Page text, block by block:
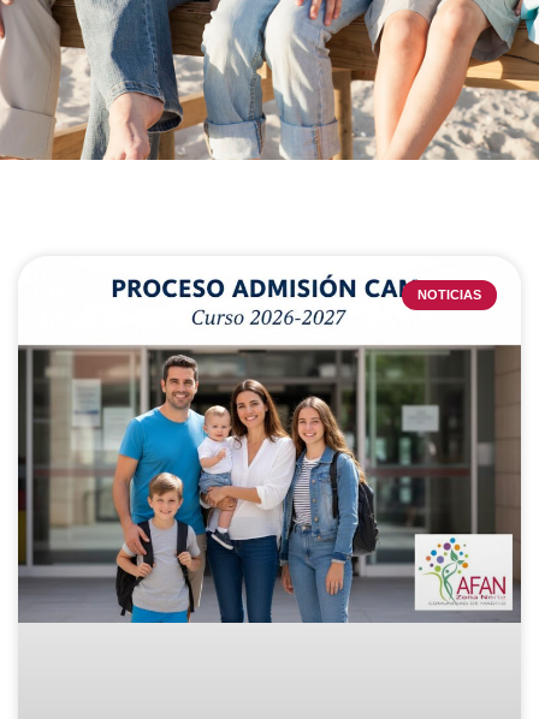
NOTICIAS